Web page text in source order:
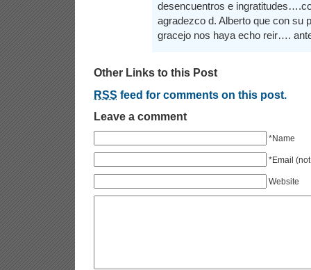
desencuentros e
agradezco d. Alberto que con su
gracejo nos haya echo reir….
Other Links to this Post
RSS feed for comments on this post.
Leave a comment
*Name
*Email
Website